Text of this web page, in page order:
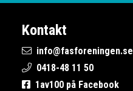
Kontakt
info@fasforeningen.se
0418-48 11 50
1av100 på Facebook